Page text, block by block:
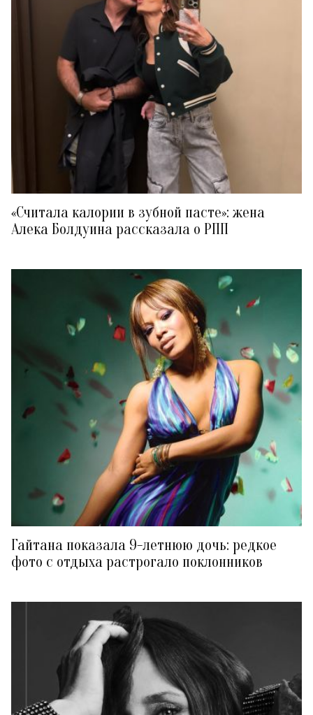
«Считала калории в зубной пасте»: жена
Алека Болдуина рассказала о РПП
Гайтана показала 9-летнюю дочь: редкое
фото с отдыха растрогало поклонников